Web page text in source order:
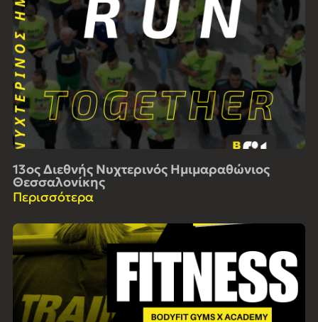
13ος Διεθνής Νυχτερινός Ημιμαραθώνιος
Θεσσαλονίκης
Περισσότερα